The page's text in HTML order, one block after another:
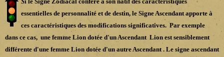
essentielles de personnalité et de destin, le Signe Ascendant apporte à
ces caractéristiques des modifications significatives. Par exemple
dans ce cas, une femme Lion dotée d'un Ascendant Lion est sensiblement
différente d'une femme Lion dotée d'un autre Ascendant . Le signe ascendant